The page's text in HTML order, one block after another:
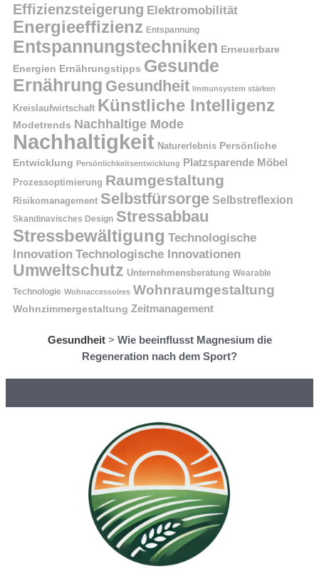
Effizienzsteigerung Elektromobilität
Energieeffizienz Entspannung
Entspannungstechniken Erneuerbare
Energien Ernährungstipps Gesunde
Ernährung Gesundheit Immunsystem stärken
Kreislaufwirtschaft Künstliche Intelligenz
Modetrends Nachhaltige Mode
Nachhaltigkeit Naturerlebnis Persönliche
Entwicklung Persönlichkeitsentwicklung Platzsparende Möbel
Prozessoptimierung Raumgestaltung
Risikomanagement Selbstfürsorge Selbstreflexion
Skandinavisches Design Stressabbau
Stressbewältigung Technologische
Innovation Technologische Innovationen
Umweltschutz Unternehmensberatung Wearable
Technologie Wohnaccessoires Wohnraumgestaltung
Wohnzimmergestaltung Zeitmanagement
Gesundheit> Wie beeinflusst Magnesium die
Regeneration nach dem Sport?